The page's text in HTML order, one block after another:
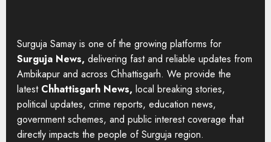
Surguja Samay is one of the growing platforms for
Surguja News, delivering fast and reliable updates from
Ambikapur and across Chhattisgarh. We provide the
latest Chhattisgarh News, local breaking stories,
political updates, crime reports, education news,
government schemes, and public interest coverage that
directly impacts the people of Surguja region.